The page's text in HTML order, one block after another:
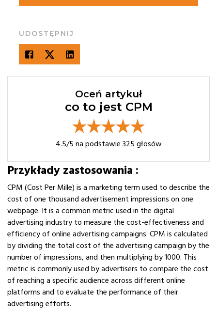
UDOSTĘPNIJ
Oceń artykuł
co to jest CPM
4.5/5 na podstawie 325 głosów
Przykłady zastosowania :
CPM (Cost Per Mille) is a marketing term used to describe the
cost of one thousand advertisement impressions on one
webpage. It is a common metric used in the digital
advertising industry to measure the cost-effectiveness and
efficiency of online advertising campaigns. CPM is calculated
by dividing the total cost of the advertising campaign by the
number of impressions, and then multiplying by 1000. This
metric is commonly used by advertisers to compare the cost
of reaching a specific audience across different online
platforms and to evaluate the performance of their
advertising efforts.